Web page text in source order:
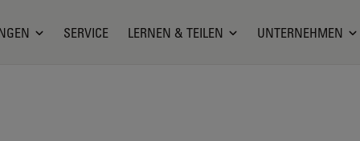
SERVICE LERNEN & TEILEN UNTERNEHMEN